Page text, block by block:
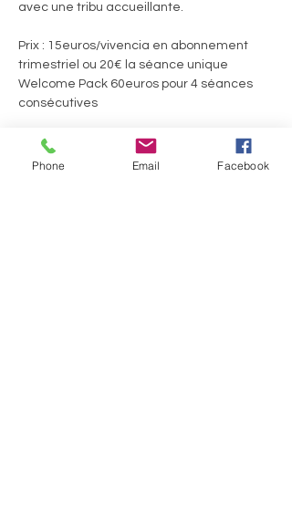
avec une tribu accueillante.
Prix : 15euros/vivencia en abonnement
trimestriel ou 20€ la séance unique
Welcome Pack 60euros pour 4 séances
consécutives
Ils.Elles témoignent :
Afficher plus
Phone Email Facebook